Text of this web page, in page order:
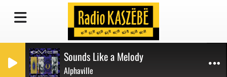
Sounds Like a Melody
Alphaville